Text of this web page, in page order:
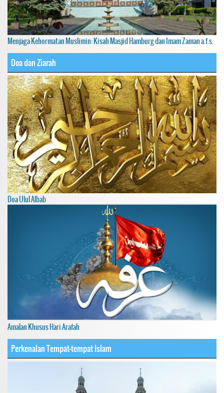
Menjaga Kehormatan Muslimin: Kisah Masjid Hamburg dan Imam Zaman a.f.s.
Doa dan Ziarah
Doa Ulul Albab
Amalan Khusus Hari Arafah
Perkenalan Tempat-tempat Islam